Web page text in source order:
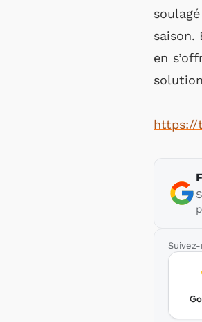
soulagé
saison.
en
https://